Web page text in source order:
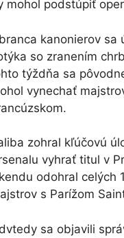
mohol podstúpiť
kanonierov sa
so zranením
týždňa sa
vynechať
zohral kľúčovú
vyhrať titul v
odohral celých
s Parížom
sa objavili